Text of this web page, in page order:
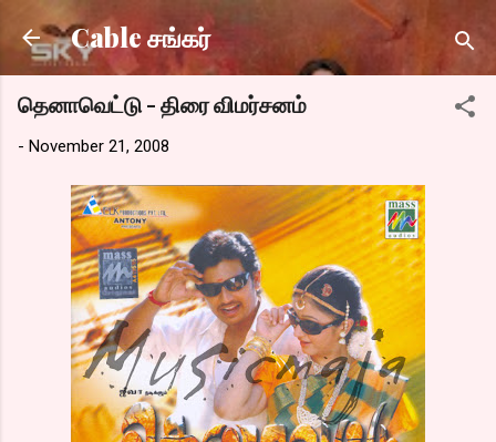
Skip to main content
Cable சங்கர்
தெனாவெட்டு - திரை விமர்சனம்
- November 21, 2008